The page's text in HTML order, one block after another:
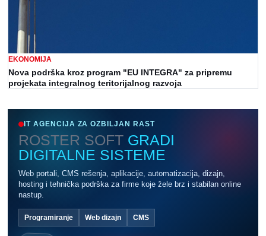
EKONOMIJA
Nova podrška kroz program "EU INTEGRA" za pripremu
projekata integralnog teritorijalnog razvoja
IT AGENCIJA ZA OZBILJAN RAST
ROSTER SOFT GRADI
DIGITALNE SISTEME
Web portali, CMS rešenja, aplikacije, automatizacija, dizajn,
hosting i tehnička podrška za firme koje žele brz i stabilan online
nastup.
Programiranje Web dizajn CMS